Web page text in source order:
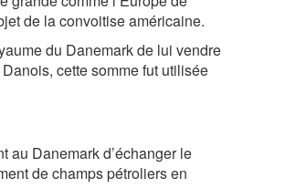
de la convoitise américaine.
du Danemark de lui vendre
cette somme fut utilisée
au Danemark d’échanger le
de champs pétroliers en